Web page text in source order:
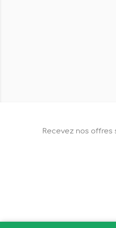
Recevez nos offres